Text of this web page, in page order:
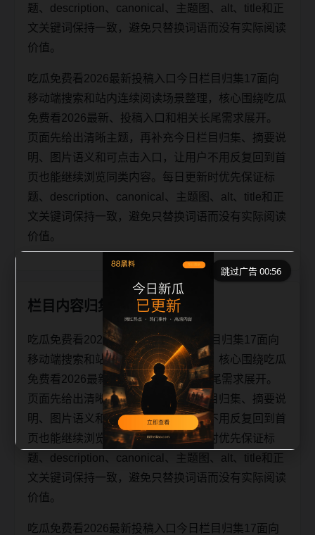
题、description、canonical、主题图、alt、title和正
文关键词保持一致，避免只替换词语而没有实际阅读
价值。
吃瓜免费看2026最新投稿入口今日栏目归集17面向
移动端搜索和站内连续阅读场景整理，核心围绕吃瓜
免费看2026最新、投稿入口和相关长尾需求展开。
页面先给出清晰主题，再补充今日栏目归集、摘要说
明、图片语义和可点击入口，让用户不用反复回到首
页也能继续浏览同类内容。每日更新时优先保证标
题、description、canonical、主题图、alt、title和正
文关键词保持一致，避免只替换词语而没有实际阅读
价值。
栏目内容归集
吃瓜免费看2026最新投稿入口今日栏目归集17面向
移动端搜索和站内连续阅读场景整理，核心围绕吃瓜
免费看2026最新、投稿入口和相关长尾需求展开。
页面先给出清晰主题，再补充今日栏目归集、摘要说
明、图片语义和可点击入口，让用户不用反复回到首
页也能继续浏览同类内容。每日更新时优先保证标
题、description、canonical、主题图、alt、title和正
文关键词保持一致，避免只替换词语而没有实际阅读
价值。
吃瓜免费看2026最新投稿入口今日栏目归集17面向
跳过广告 00:56